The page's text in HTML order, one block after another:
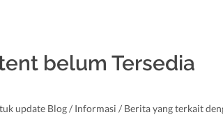
belum Tersedia
update Blog / Informasi / Berita yang terkait